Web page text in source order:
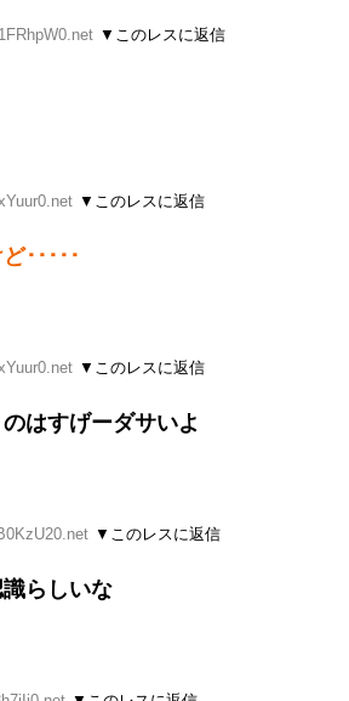
▼このレスに返信
▼このレスに返信
･････
▼このレスに返信
はすげーダサいよ
▼このレスに返信
らしいな